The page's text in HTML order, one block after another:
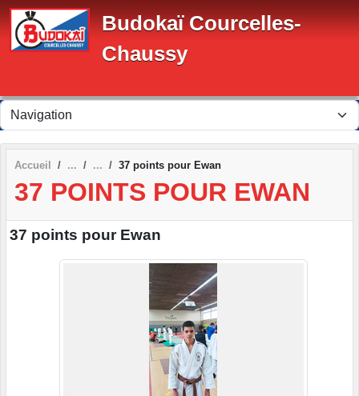
Budokaï Courcelles-
Chaussy
Accueil 37 points pour Ewan
37 POINTS POUR EWAN
37 points pour Ewan
Panneau de gestion des cookies